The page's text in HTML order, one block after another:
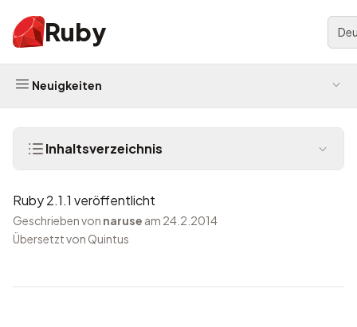
Ruby
Neuigkeiten
Inhaltsverzeichnis
Ruby 2.1.1 veröffentlicht
Geschrieben von naruse am 24.2.2014
Übersetzt von Quintus